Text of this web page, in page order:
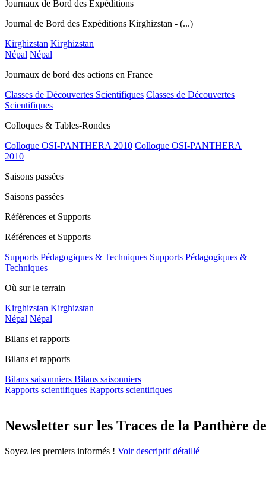
Journaux de Bord des Expéditions
Journal de Bord des Expéditions Kirghizstan - (...)
Kirghizstan Kirghizstan
Népal Népal
Journaux de bord des actions en France
Classes de Découvertes Scientifiques Classes de Découvertes
Scientifiques
Colloques & Tables-Rondes
Colloque OSI-PANTHERA 2010 Colloque OSI-PANTHERA
2010
Saisons passées
Saisons passées
Références et Supports
Références et Supports
Supports Pédagogiques & Techniques Supports Pédagogiques &
Techniques
Où sur le terrain
Kirghizstan Kirghizstan
Népal Népal
Bilans et rapports
Bilans et rapports
Bilans saisonniers Bilans saisonniers
Rapports scientifiques Rapports scientifiques
Newsletter sur les Traces de la Panthère
Soyez les premiers informés ! Voir descriptif détaillé